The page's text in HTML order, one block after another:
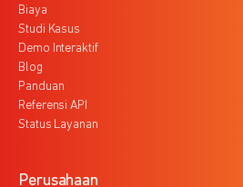
Biaya
Studi Kasus
Demo Interaktif
Blog
Panduan
Referensi API
Status Layanan
Perusahaan